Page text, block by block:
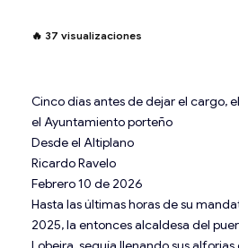
🔥 37 visualizaciones
Cinco días antes de dejar el cargo,
el Ayuntamiento porteño
Desde el Altiplano
Ricardo Ravelo
Febrero 10 de 2026
Hasta las últimas horas de su
2025, la entonces alcaldesa del